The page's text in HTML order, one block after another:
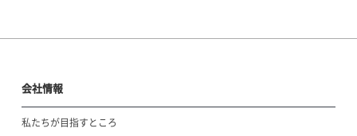
会社情報
私たちが目指すところ